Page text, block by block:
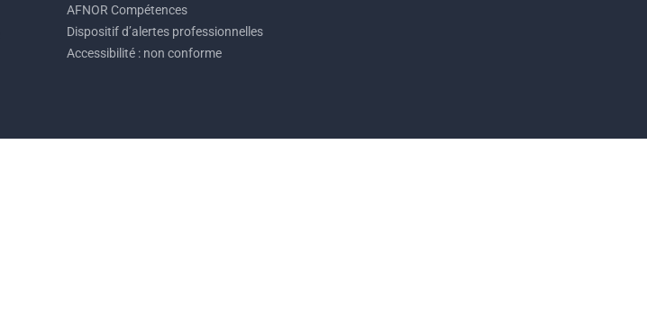
AFNOR Compétences
Dispositif d’alertes professionnelles
Accessibilité : non conforme